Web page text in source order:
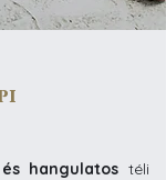
hangulatos téli